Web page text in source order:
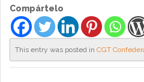
Compártelo
This entry was posted in CGT